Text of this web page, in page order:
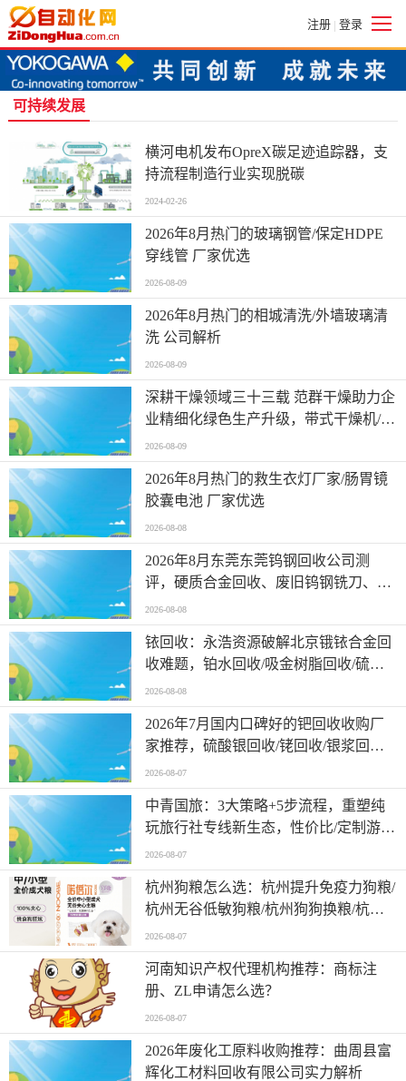
注册 | 登录
可持续发展
横河电机发布OpreX碳足迹追踪器，支
持流程制造行业实现脱碳
2024-02-26
2026年8月热门的玻璃钢管/保定HDPE
穿线管 厂家优选
2026-08-09
2026年8月热门的相城清洗/外墙玻璃清
洗 公司解析
2026-08-09
深耕干燥领域三十三载 范群干燥助力企
业精细化绿色生产升级，带式干燥机/盘
式干燥机/干燥机，干燥机供应商哪家可
靠
2026-08-09
2026年8月热门的救生衣灯厂家/肠胃镜
胶囊电池 厂家优选
2026-08-08
2026年8月东莞东莞钨钢回收公司测
评，硬质合金回收、废旧钨钢铣刀、钨
钢磨削料公司分析
2026-08-08
铱回收：永浩资源破解北京锇铱合金回
收难题，铂水回收/吸金树脂回收/硫酸
银回收/镀金水回收/镍渣回收，铱回收
厂家推荐
2026-08-08
2026年7月国内口碑好的钯回收收购厂
家推荐，硫酸银回收/铑回收/银浆回收/
钯膏回收/回收银废料，钯回收厂家推荐
2026-08-07
中青国旅：3大策略+5步流程，重塑纯
玩旅行社专线新生态，性价比/定制游/
精品小团/一价全含/半包团，旅行社怎
么报名
2026-08-07
杭州狗粮怎么选：杭州提升免疫力狗粮/
杭州无谷低敏狗粮/杭州狗狗换粮/杭州
狗粮/夹心狗粮与换粮期喂养全攻略
2026-08-07
河南知识产权代理机构推荐：商标注
册、ZL申请怎么选？
2026-08-07
2026年废化工原料收购推荐：曲周县富
辉化工材料回收有限公司实力解析